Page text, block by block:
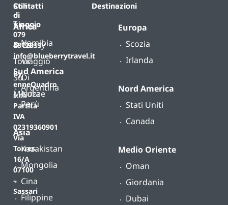
Contatti
T.
079
4812011
info@blueberrytravel.it
By
enneQuadro
s.r.l.
Partita
IVA
02319360901
Via
Torres
16/A
07100
–
Sassari
Destinazioni
Africa
Namibia
Sud America
Argentina
Perù
Asia
Kazakistan
Mongolia
Cina
Filippine
Europa
Scozia
Irlanda
Nord America
Stati Uniti
Canada
Medio Oriente
Oman
Giordania
Dubai
Stili
di
viaggio
B-
Tour
Su
Misura
Classy
Viaggio
Di
Nozze